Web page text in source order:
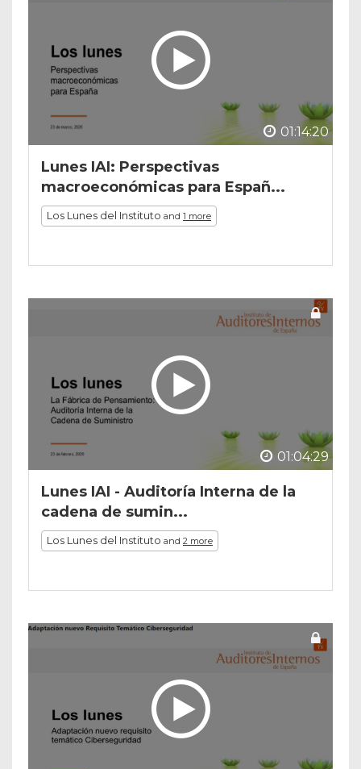
01:14:20
Lunes IAI: Perspectivas
macroeconómicas para Españ...
Los Lunes del Instituto and 1 more
01:04:29
Lunes IAI - Auditoría Interna de la
cadena de sumin...
Los Lunes del Instituto and 2 more